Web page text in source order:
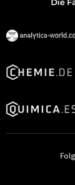
Die